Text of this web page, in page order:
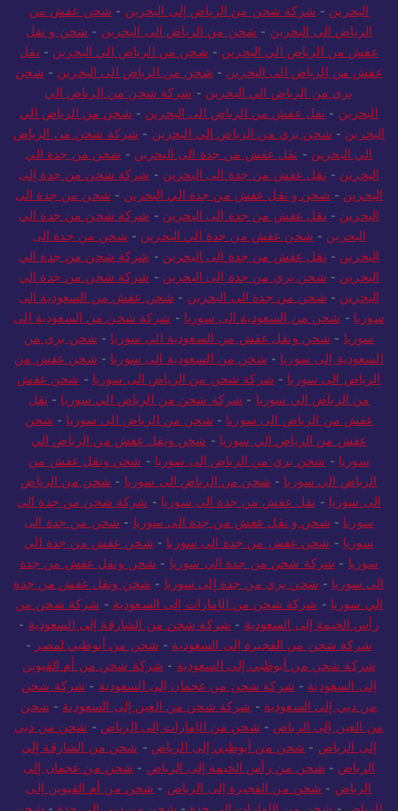
البحرين - شركة شحن من الرياض إلى البحرين - شحن عفش من
الرياض الى البحرين - شحن من الرياض الى البحرين - شحن و نقل
عفش من الرياض الي البحرين - شحن من الرياض الي البحرين - نقل
عفش من الرياض الى البحرين - شحن من الرياض الى البحرين - شحن
بري من الرياض الي البحرين - شركة شحن من الرياض الي
البحرين - نقل عفش من الرياض الى البحرين - شحن من الرياض الي
البحرين - شحن بري من الرياض الي البحرين - شركة شحن من الرياض
الي البحرين - نقل عفش من جدة الى البحرين - شحن من جدة الي
البحرين - نقل عفش من جدة الى البحرين - شركة شحن من جدة إلى
البحرين - شحن و نقل عفش من جدة الي البحرين - شحن من جدة الى
البحرين - نقل عفش من جدة الى البحرين - شركة شحن من جدة الي
البحرين - شحن عفش من جدة الي البحرين - شحن من جدة الى
البحرين - نقل عفش من جدة الى البحرين - شركة شحن من جدة الي
البحرين - شحن بري من جدة إلى البحرين - شركة شحن من جدة الي
البحرين - شحن من جدة الى البحرين - شحن عفش من السعودية الى
سوريا - شحن من السعودية الى سوريا - شركة شحن من السعودية الى
سوريا - شحن ونقل عفش من السعودية الي سوريا - شحن بري من
السعودية إلى سوريا - شحن من السعودية الى سوريا - شحن عفش من
الرياض الى سوريا - شركة شحن من الرياض الى سوريا - شحن عفش
من الرياض الي سوريا - شركة شحن من الرياض الي سوريا - نقل
عفش من الرياض الى سوريا - شحن من الرياض الى سوريا - شحن
عفش من الرياض الي سوريا - شحن ونقل عفش من الرياض الي
سوريا - شحن بري من الرياض إلى سوريا - شحن ونقل عفش من
الرياض الي سوريا - شحن من الرياض الى سوريا - شحن من الرياض
الى سوريا - نقل عفش من جدة الى سوريا - شركة شحن من جدة الى
سوريا - شحن و نقل عفش من جدة الى سوريا - شحن من جدة الى
سوريا - شحن عفش من جدة الى سوريا - شحن عفش من جدة الي
سوريا - شركة شحن من جدة الي سوريا - شحن ونقل عفش من جدة
الي سوريا - شحن بري من جدة إلى سوريا - شحن ونقل عفش من جدة
الي سوريا - شركة شحن من الإمارات إلى السعودية - شركة شحن من
رأس الخيمة إلى السعودية - شركة شحن من الشارقة إلى السعودية -
شركة شحن من الفجيرة إلى السعودية - شحن من أبوظبي لمصر -
شركة شحن من أبوظبي إلى السعودية - شركة شحن من أم القيوين
إلى السعودية - شركة شحن من عجمان إلى السعودية - شركة شحن
من دبي إلى السعودية - شركة شحن من العين إلى السعودية - شحن
من العين إلى الرياض - شحن من الإمارات إلى الرياض - شحن من دبي
إلى الرياض - شحن من أبوظبي إلى الرياض - شحن من الشارقة إلى
الرياض - شحن من رأس الخيمة إلى الرياض - شحن من عجمان إلى
الرياض - شحن من الفجيرة إلى الرياض - شحن من أم القيوين إلى